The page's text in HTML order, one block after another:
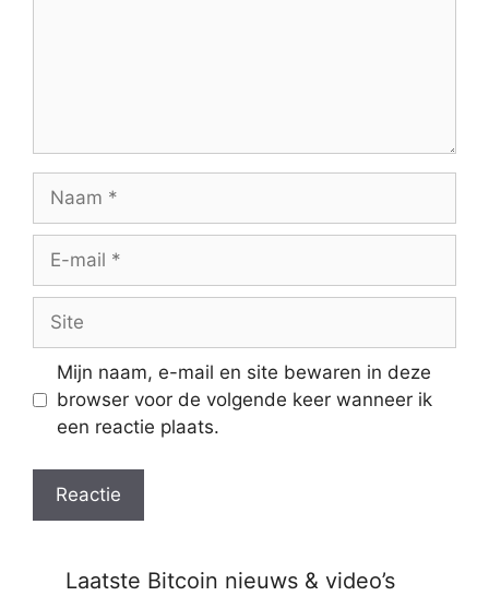
Naam
Site
Mijn naam, e-mail en site bewaren in deze
browser voor de volgende keer wanneer ik
een reactie plaats.
Laatste Bitcoin nieuws & video’s